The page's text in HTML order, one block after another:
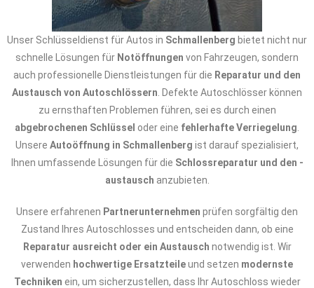
Unser Schlüsseldienst für Autos in Schmallenberg bietet nicht nur
schnelle Lösungen für Notöffnungen von Fahrzeugen, sondern
auch professionelle Dienstleistungen für die Reparatur und den
Austausch von Autoschlössern . Defekte Autoschlösser können
zu ernsthaften Problemen führen, sei es durch einen
abgebrochenen Schlüssel oder eine fehlerhafte Verriegelung
Unsere Autoöffnung in Schmallenberg ist darauf spezialisiert,
Ihnen umfassende Lösungen für die Schlossreparatur und den -
austausch anzubieten.
Unsere erfahrenen Partnerunternehmen prüfen sorgfältig den
Zustand Ihres Autoschlosses und entscheiden dann, ob eine
Reparatur ausreicht oder ein Austausch notwendig ist. Wir
verwenden hochwertige Ersatzteileund setzen modernste
Techniken ein, um sicherzustellen, dass Ihr Autoschloss wieder